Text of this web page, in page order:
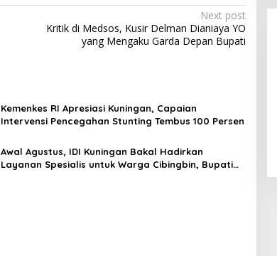
Next post
Kritik di Medsos, Kusir Delman Dianiaya YO
yang Mengaku Garda Depan Bupati
Kemenkes RI Apresiasi Kuningan, Capaian
Intervensi Pencegahan Stunting Tembus 100 Persen
Awal Agustus, IDI Kuningan Bakal Hadirkan
Layanan Spesialis untuk Warga Cibingbin, Bupati
LPPL Kuningan Kian Melekat di
Hati Masyarakat, Dewas Dorong
Inovasi Penyiaran Digital